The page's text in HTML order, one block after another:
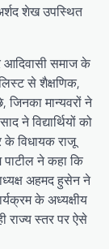
शेख उपस्थित
समाज के
से शैक्षणिक,
मान्यवरों ने
ने विद्यार्थियों को
के विधायक राजू
पाटील ने कहा कि
अहमद हुसेन ने
के अध्यक्षीय
राज्य स्तर पर ऐसे